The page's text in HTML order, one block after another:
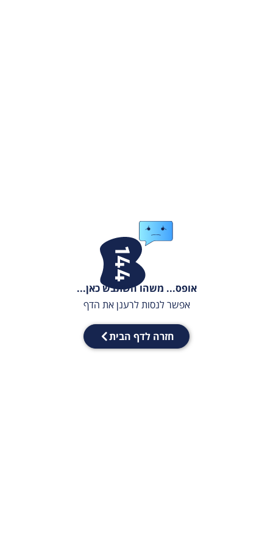
אופס... משהו השתבש כאן...
אפשר לנסות לרענן את הדף
חזרה לדף הבית